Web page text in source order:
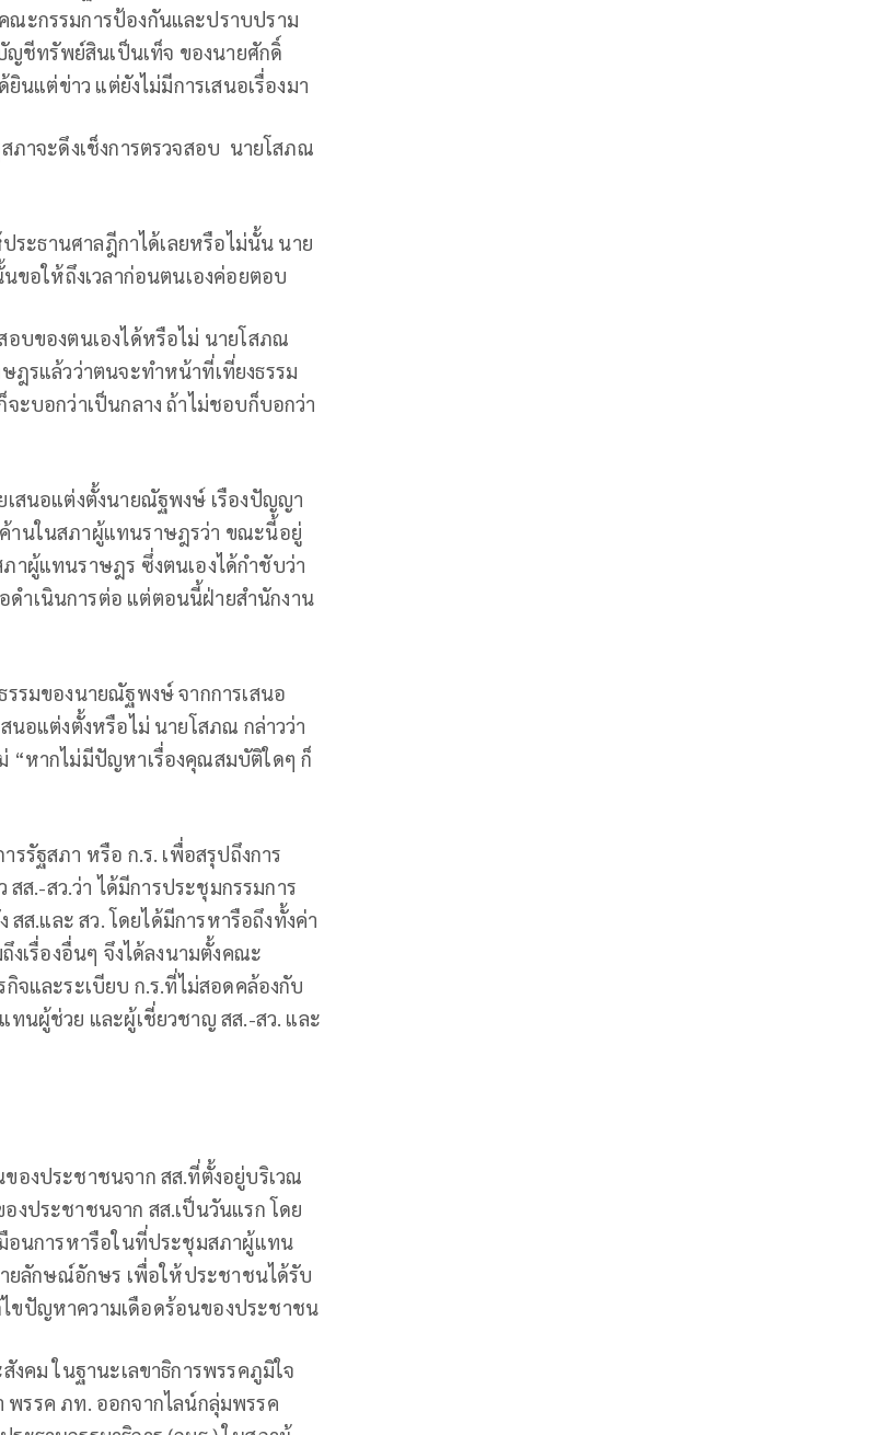
ณะกรรมการป้องกันและปราบปราม
ญชีทรัพย์สินเป็นเท็จ ของนายศักดิ์
นแต่ข่าว แต่ยังไม่มีการเสนอเรื่องมา
ภาจะดึงเช็งการตรวจสอบ นายโสภณ
ประธานศาลฎีกาได้เลยหรือไม่นั้น นาย
ขอให้ถึงเวลาก่อนตนเองค่อยตอบ
อบของตนเองได้หรือไม่ นายโสภณ
ฎรแล้วว่าตนจะทำหน้าที่เที่ยงธรรม
ะบอกว่าเป็นกลาง ถ้าไม่ชอบก็บอกว่า
เสนอแต่งตั้งนายณัฐพงษ์ เรืองปัญญา
นในสภาผู้แทนราษฎรว่า ขณะนี้อยู่
ภาผู้แทนราษฎร ซึ่งตนเองได้กำชับว่า
ำเนินการต่อ แต่ตอนนี้ฝ่ายสำนักงาน
รมของนายณัฐพงษ์ จากการเสนอ
นอแต่งตั้งหรือไม่ นายโสภณ กล่าวว่า
“หากไม่มีปัญหาเรื่องคุณสมบัติใดๆ ก็
รัฐสภา หรือ ก.ร. เพื่อสรุปถึงการ
ส.-สว.ว่า ได้มีการประชุมกรรมการ
ส.และ สว. โดยได้มีการหารือถึงทั้งค่า
เรื่องอื่นๆ จึงได้ลงนามตั้งคณะ
จและระเบียบ ก.ร.ที่ไม่สอดคล้องกับ
ทนผู้ช่วย และผู้เชี่ยวชาญ สส.-สว. และ
องประชาชนจาก สส.ที่ตั้งอยู่บริเวณ
ประชาชนจาก สส.เป็นวันแรก โดย
อนการหารือในที่ประชุมสภาผู้แทน
ยลักษณ์อักษร เพื่อให้ประชาชนได้รับ
ขปัญหาความเดือดร้อนของประชาชน
คม ในฐานะเลขาธิการพรรคภูมิใจ
พรรค ภท. ออกจากไลน์กลุ่มพรรค